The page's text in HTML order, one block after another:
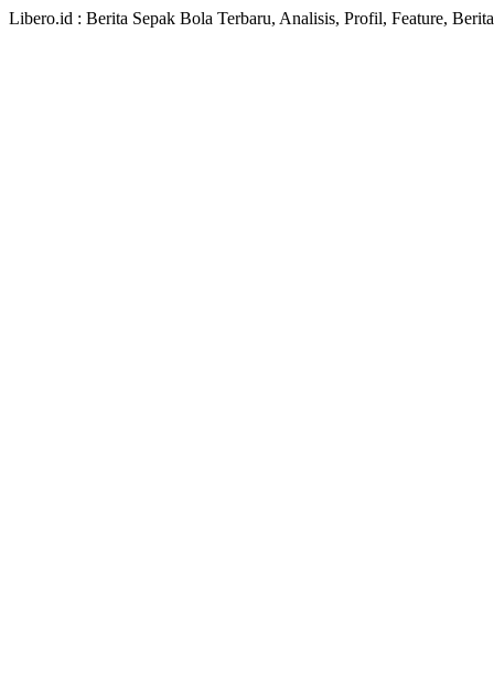
Libero.id : Berita Sepak Bola Terbaru, Analisis, Profil, Feature,